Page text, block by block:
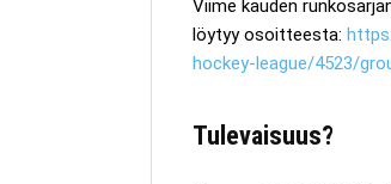
Viime kauden
löytyy osoitteesta:
hockey-league/4523/
Tulevaisuus?